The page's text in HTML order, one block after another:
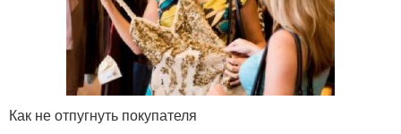
Как не отпугнуть покупателя